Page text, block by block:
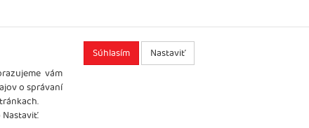
vám
o správaní
Súhlasím Nastaviť